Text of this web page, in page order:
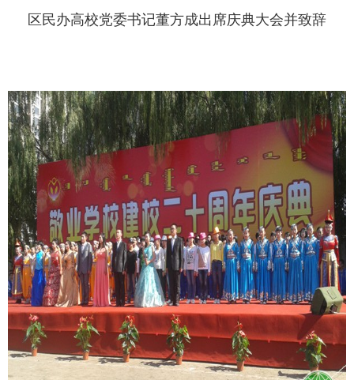
区民办高校党委书记董方成出席庆典大会并致辞